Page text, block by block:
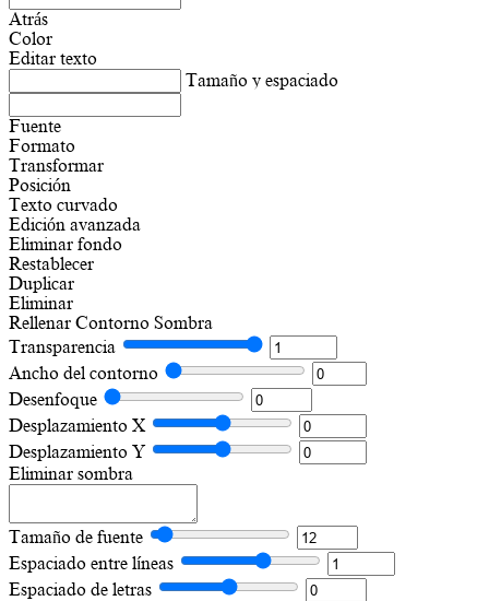
Atrás
Color
Editar texto
Tamaño y espaciado
Fuente
Formato
Transformar
Posición
Texto curvado
Edición avanzada
Eliminar fondo
Restablecer
Duplicar
Eliminar
Rellenar Contorno Sombra
Transparencia
Ancho del contorno
Desenfoque
Desplazamiento X
Desplazamiento Y
Eliminar sombra
Tamaño de fuente
Espaciado entre líneas
Espaciado de letras